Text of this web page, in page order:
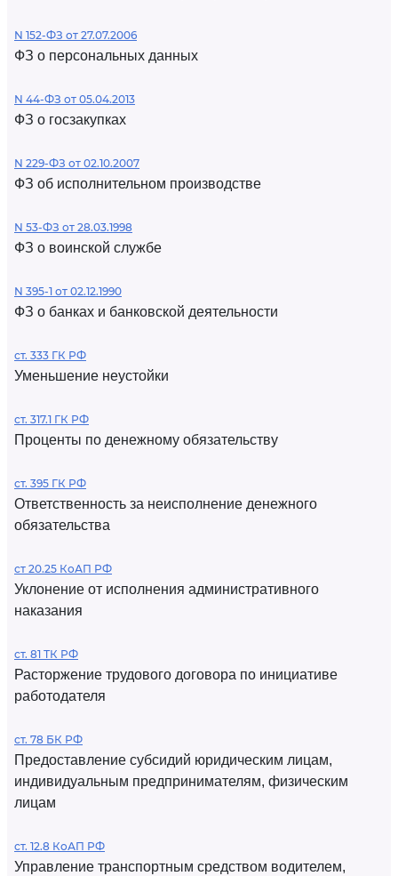
N 152-ФЗ от 27.07.2006
ФЗ о персональных данных
N 44-ФЗ от 05.04.2013
ФЗ о госзакупках
N 229-ФЗ от 02.10.2007
ФЗ об исполнительном производстве
N 53-ФЗ от 28.03.1998
ФЗ о воинской службе
N 395-1 от 02.12.1990
ФЗ о банках и банковской деятельности
ст. 333 ГК РФ
Уменьшение неустойки
ст. 317.1 ГК РФ
Проценты по денежному обязательству
ст. 395 ГК РФ
Ответственность за неисполнение денежного
обязательства
ст 20.25 КоАП РФ
Уклонение от исполнения административного
наказания
ст. 81 ТК РФ
Расторжение трудового договора по инициативе
работодателя
ст. 78 БК РФ
Предоставление субсидий юридическим лицам,
индивидуальным предпринимателям, физическим
лицам
ст. 12.8 КоАП РФ
Управление транспортным средством водителем,